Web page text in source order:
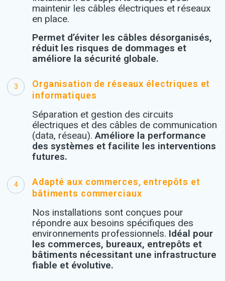
maintenir les câbles électriques et réseaux
en place.
Permet d’éviter les câbles désorganisés,
réduit les risques de dommages et
améliore la sécurité globale.
3
Organisation de réseaux électriques et
informatiques
Séparation et gestion des circuits
électriques et des câbles de communication
(data, réseau).Améliore la performance
des systèmes et facilite les interventions
futures.
4
Adapté aux commerces, entrepôts et
bâtiments commerciaux
Nos installations sont conçues pour
répondre aux besoins spécifiques des
environnements professionnels. Idéal pour
les commerces, bureaux, entrepôts et
bâtiments nécessitant une infrastructure
fiable et évolutive.